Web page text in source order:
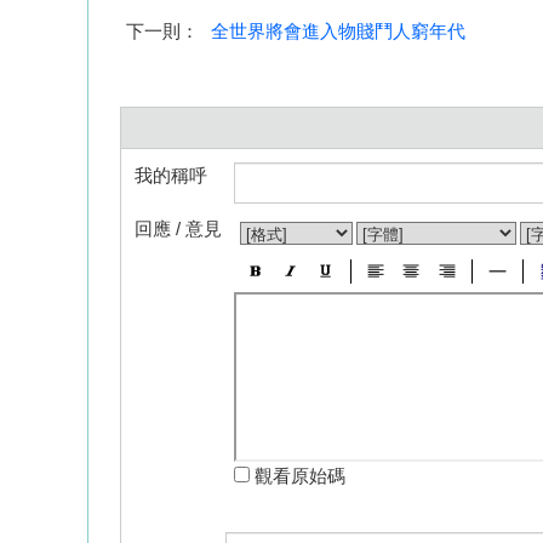
下一則： 全世界將會進入物賤鬥人窮年代
我的稱呼
回應 / 意見
觀看原始碼